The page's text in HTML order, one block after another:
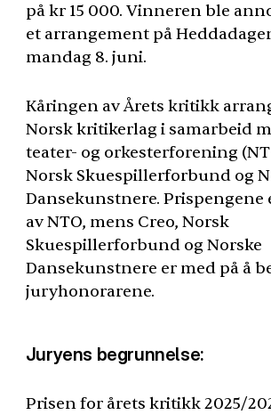
på kr 15 000. Vinneren ble
et arrangement på
mandag 8. juni.
Kåringen av Årets kritikk
Norsk kritikerlag i samarbeid
teater- og orkesterforening (
Norsk Skuespillerforbund og
Dansekunstnere. Prispengene
avNTO, mens Creo, Norsk
Skuespillerforbund og Norske
Dansekunstnere er med på å
juryhonorarene.
Juryens begrunnelse:
Prisen for årets kritikk 2025/